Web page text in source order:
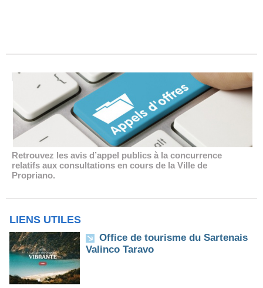
Retrouvez les avis d’appel publics à la concurrence
relatifs aux consultations en cours de la Ville de
Propriano.
LIENS UTILES
Office de tourisme du Sartenais
Valinco Taravo